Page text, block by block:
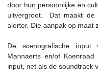
door hun persoonlijke en
uitvergroot. Dat maakt de
alerter. Die aanpak op maat
De scenografische input
Mannaerts en/of
input, net als de soundtrack